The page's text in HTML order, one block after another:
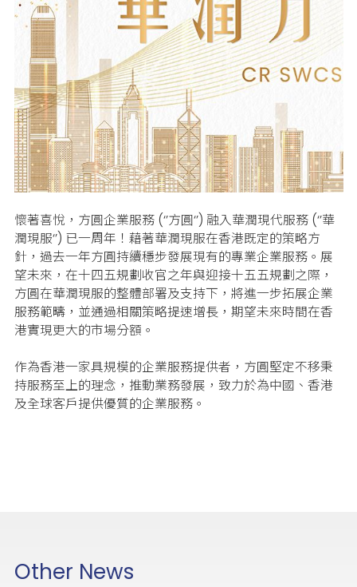
懷著喜悅，方圓企業服務 (‘’方圓‘’) 融入華潤現代服務 (‘’華
潤現服‘’) 已一周年！藉著華潤現服在香港既定的策略方
針，過去一年方圓持續穩步發展現有的專業企業服務。展
望未來，在十四五規劃收官之年與迎接十五五規劃之際，
方圓在華潤現服的整體部署及支持下，將進一步拓展企業
服務範疇，並通過相關策略提速增長，期望未來時間在香
港實現更大的市場分額。
作為香港一家具規模的企業服務提供者，方圓堅定不移秉
持服務至上的理念，推動業務發展，致力於為中國、香港
及全球客戶提供優質的企業服務。
Other News